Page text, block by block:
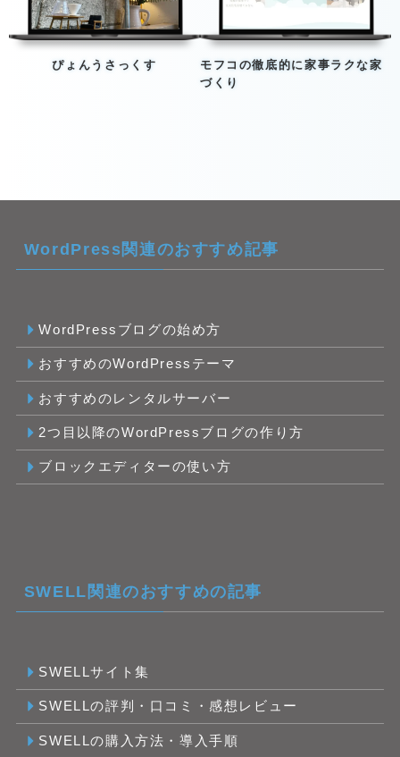
ぴょんうさっくす
モフコの徹底的に家事ラクな家
づくり
WordPress関連のおすすめ記事
WordPressブログの始め方
おすすめのWordPressテーマ
おすすめのレンタルサーバー
2つ目以降のWordPressブログの作り方
ブロックエディターの使い方
SWELL関連のおすすめの記事
SWELLサイト集
SWELLの評判・口コミ・感想レビュー
SWELLの購入方法・導入手順